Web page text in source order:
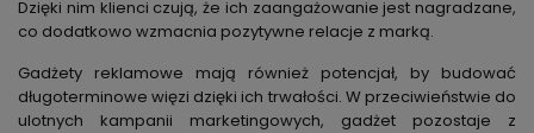
Dzięki nim klienci czują, że ich zaangażowanie jest nagradzane,
co dodatkowo wzmacnia pozytywne relacje z marką.
Gadżety reklamowe mają również potencjał, by budować
długoterminowe więzi dzięki ich trwałości. W przeciwieństwie do
ulotnych kampanii marketingowych, gadżet pozostaje z